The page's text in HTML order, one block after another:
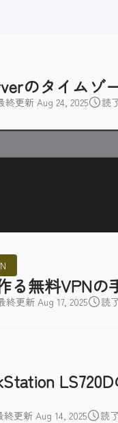
のタイムゾ
終更新 Aug 24, 2025 読
る無料VPN
終更新 Aug 17, 2025 読
終更新 Aug 14, 2025 読